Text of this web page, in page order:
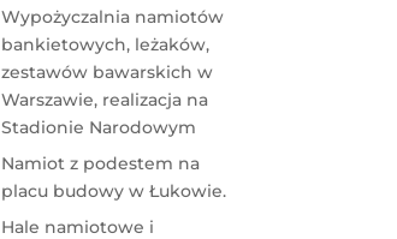
Wypożyczalnia namiotów
bankietowych, leżaków,
zestawów bawarskich w
Warszawie, realizacja na
Stadionie Narodowym
Namiot z podestem na
placu budowy w Łukowie.
Hale namiotowe i